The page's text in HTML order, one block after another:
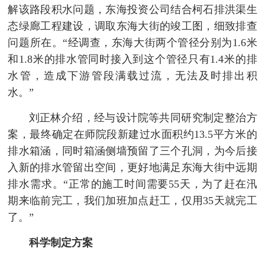
解该路段积水问题，东海投资公司结合柯石排洪渠生
态绿廊工程建设，调取东海大街的竣工图，细致排查
问题所在。“经调查，东海大街两个管径分别为1.6米
和1.8米的排水管同时接入到这个管径只有1.4米的排
水管，造成下游管段满载过流，无法及时排出积
水。”
刘正林介绍，经与设计院等共同研究制定整治方
案，最终确定在师院段新建过水面积约13.5平方米的
排水箱涵，同时箱涵侧墙预留了三个孔洞，为今后接
入新的排水管留出空间，更好地满足东海大街中远期
排水需求。“正常的施工时间需要55天，为了赶在汛
期来临前完工，我们加班加点赶工，仅用35天就完工
了。”
科学制定方案